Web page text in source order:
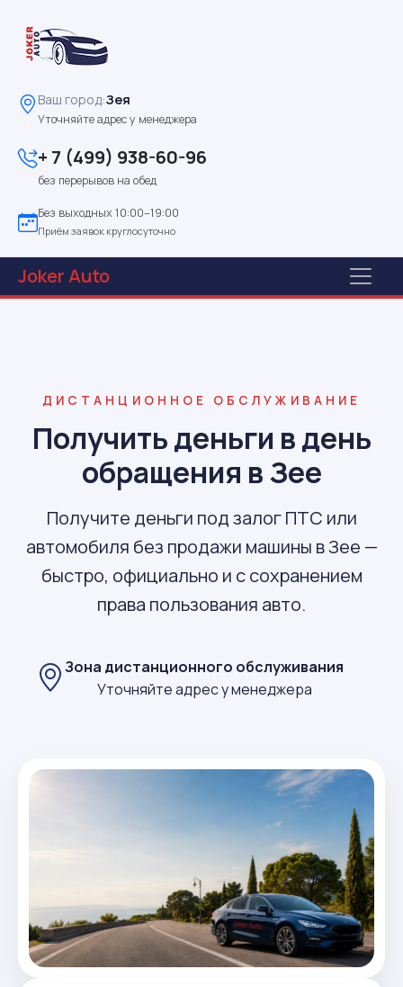
Ваш город:Зея
Уточняйте адрес у менеджера
+ 7 (499) 938-60-96
без перерывов на обед
Без выходных 10:00–19:00
Приём заявок круглосуточно
JokerAuto
ДИСТАНЦИОННОЕ ОБСЛУЖИВАНИЕ
Получить деньги в день
обращения в Зее
Получите деньги под залог ПТС или
автомобиля без продажи машины в Зее —
быстро, официально и с сохранением
права пользования авто.
Зона дистанционного обслуживания
Уточняйте адрес у менеджера